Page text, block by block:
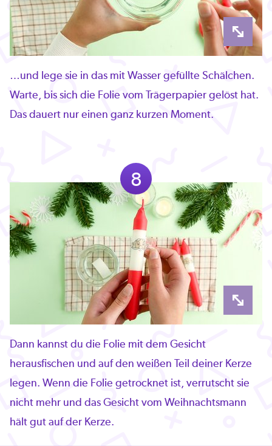
…und lege sie in das mit Wasser gefüllte Schälchen.
Warte, bis sich die Folie vom Trägerpapier gelöst hat.
Das dauert nur einen ganz kurzen Moment.
8
Dann kannst du die Folie mit dem Gesicht
herausfischen und auf den weißen Teil deiner Kerze
legen. Wenn die Folie getrocknet ist, verrutscht sie
nicht mehr und das Gesicht vom Weihnachtsmann
hält gut auf der Kerze.